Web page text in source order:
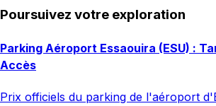
Poursuivez votre exploration
Parking Aéroport Essaouira (ESU) :
Accès
Prix officiels du parking de l'aéroport